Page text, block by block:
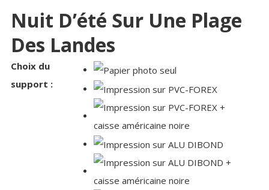
Nuit D’été Sur Une Plage
Des Landes
Choix du
support :